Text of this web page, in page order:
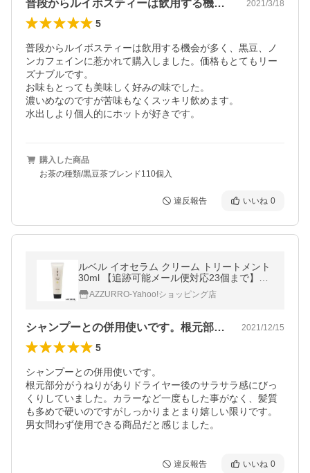
普段からルイボスティーは飲用する機会が… 2021/3/18
5
普段からルイボスティーは飲用する機会が多く、黒豆、ノ
ンカフェインに惹かれて購入しました。価格もとてもリー
ズナブルです。
お味もとっても美味しく好みの味でした。
濃いめなのですが苦味もなくスッキリ飲めます。
水出しより個人的にホットが好きです。
購入した商品
お茶の種類/黒豆茶ブレンド110個入
違反報告 いいね 0
ルベル イオセラム クリーム トリートメント
30ml 【追跡可能メール便対応23個まで】
【宅急便コンパクト対応】
AZZURRO-Yahoo!ショッピング店
シャンプーとの併用使いです。根元部分が… 2021/12/15
5
シャンプーとの併用使いです。
根元部分がうねりがありドライヤー後のサラサラ感にびっ
くりしていました。カラーなど一度もした事がなく、髪質
も多めで硬いのですがしっかりまとまり嬉しい限りです。
男女問わず使用できる商品だと感じました。
違反報告 いいね 0